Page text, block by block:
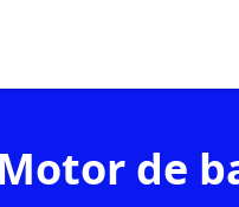
Motor de